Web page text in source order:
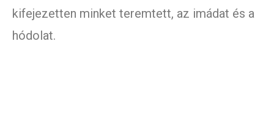
kifejezetten minket teremtett, az imádat és a
hódolat.